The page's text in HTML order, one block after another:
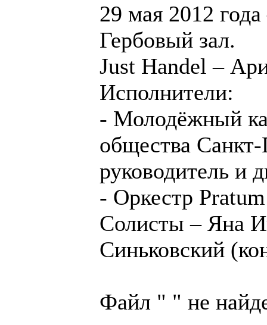
29 мая 2012
Гербовый зал.
Just Handel –
Исполнители:
- Молодёжный
общества
руководитель и
- Оркестр
Солисты – Яна
Синьковский
Файл " " не